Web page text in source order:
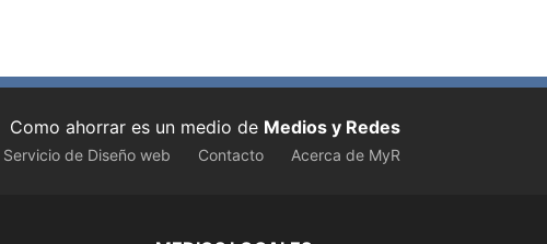
Como ahorrar es un medio de Medios y Redes
Servicio de Diseño web Contacto Acerca de MyR